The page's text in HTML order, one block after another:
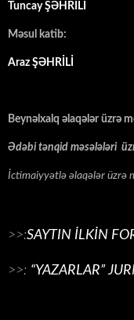
Tuncay ŞƏHRİLİ
Məsul katib:
Araz ŞƏHRİLİ
Beynəlxalq əlaqələr üzrə
Ədəbi tənqid məsələləri
İctimaiyyətlə əlaqələr üzrə
>>:SAYTIN İLKİN
>>: “YAZARLAR”